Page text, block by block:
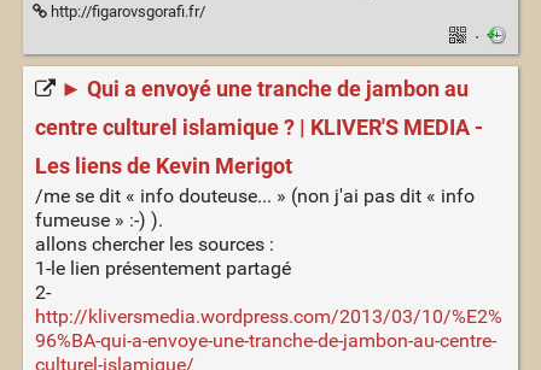
http://figarovsgorafi.fr/
·
► Qui a envoyé une tranche de jambon au
centre culturel islamique ? | KLIVER'S MEDIA -
Les liens de Kevin Merigot
/me se dit « info douteuse... » (non j'ai pas dit « info
fumeuse » :-) ).
allons chercher les sources :
1-le lien présentement partagé
2-
http://kliversmedia.wordpress.com/2013/03/10/%E2%
96%BA-qui-a-envoye-une-tranche-de-jambon-au-centre-
culturel-islamique/